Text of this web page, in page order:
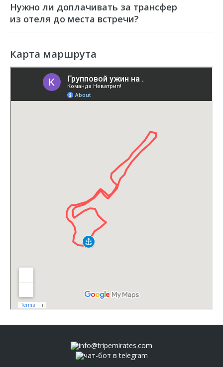
Нужно ли доплачивать за трансфер
из отеля до места встречи?
круиза, его можно приобрести отдельно.
Стоимость трансфера уточняйте у
менеджера при бронировании.
Карта маршрута
info@tripemirates.com
чат-бот в telegram